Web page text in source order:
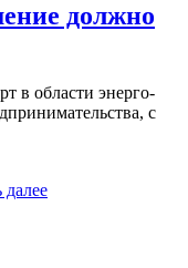
должно
в области энерго-
с
далее